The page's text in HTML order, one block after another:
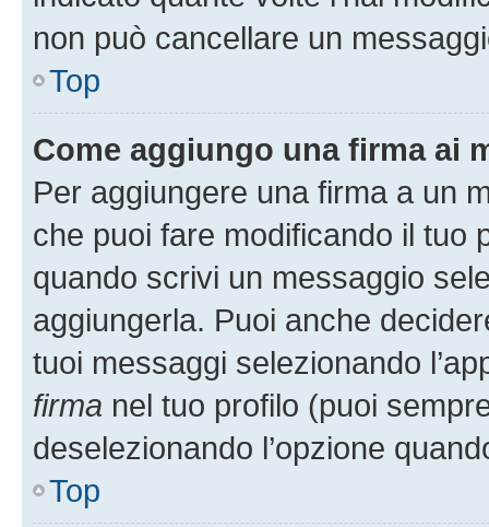
non può cancellare un
Top
Come aggiungo una firma ai
Per aggiungere una firma a un
che puoi fare modificando il tuo
quando scrivi un messaggio
aggiungerla. Puoi anche
tuoi messaggi selezionando
firma nel tuo profilo (puoi
deselezionando l’opzione
Top